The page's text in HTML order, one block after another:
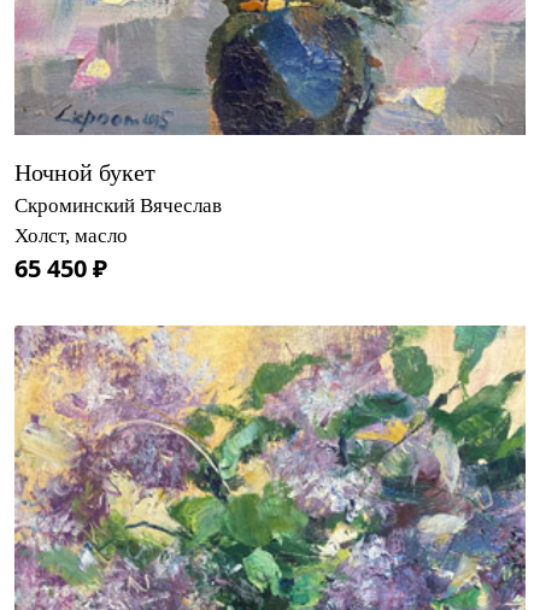
Ночной букет
Скроминский Вячеслав
Холст, масло
65 450 ₽